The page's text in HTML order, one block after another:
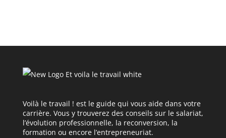
Voilà le travail ! est le guide qui vous aide dans votre
carrière. Vous y trouverez des conseils sur le salariat,
l’évolution professionnelle, la reconversion, la
formation ou encore l’entrepreneuriat.